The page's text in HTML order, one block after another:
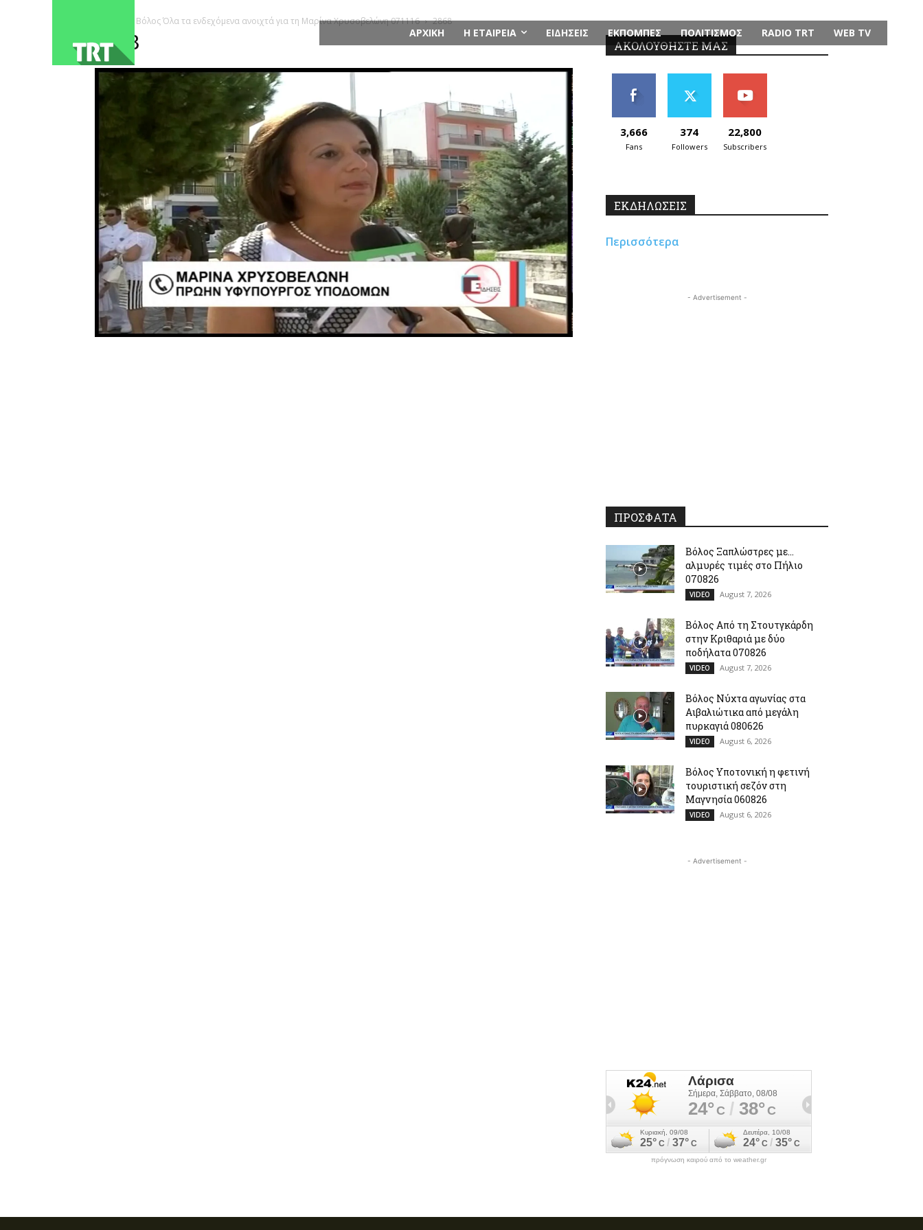
ΑΡΧΙΚΗ Η ΕΤΑΙΡΕΙΑ ΕΙΔΗΣΕΙΣ ΕΚΠΟΜΠΕΣ ΠΟΛΙΤΙΣΜΟΣ RADIO TRT WEB TV
Βόλος Όλα τα ενδεχόμενα ανοιχτά για τη Μαρίνα Χρυσοβελώνη 071116 2868
2868 ΑΚΟΛΟΥΘΗΣΤΕ ΜΑΣ
3,666
Fans
374
Followers
22,800
Subscribers
ΕΚΔΗΛΩΣΕΙΣ
Περισσότερα
- Advertisement -
ΠΡΟΣΦΑΤΑ
Βόλος Ξαπλώστρες με…
αλμυρές τιμές στο Πήλιο
070826
VIDEO August 7, 2026
Βόλος Από τη Στουτγκάρδη
στην Κριθαριά με δύο
ποδήλατα 070826
VIDEO August 7, 2026
Βόλος Νύχτα αγωνίας στα
Αιβαλιώτικα από μεγάλη
πυρκαγιά 080626
VIDEO August 6, 2026
Βόλος Υποτονική η φετινή
τουριστική σεζόν στη
Μαγνησία 060826
VIDEO August 6, 2026
- Advertisement -
πρόγνωση καιρού από το weather.gr